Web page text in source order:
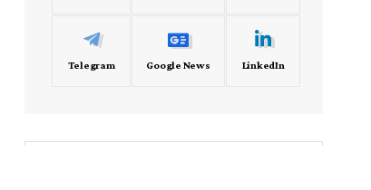
Telegram Google News LinkedIn